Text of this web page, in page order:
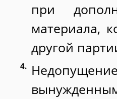
при
материала,
другой